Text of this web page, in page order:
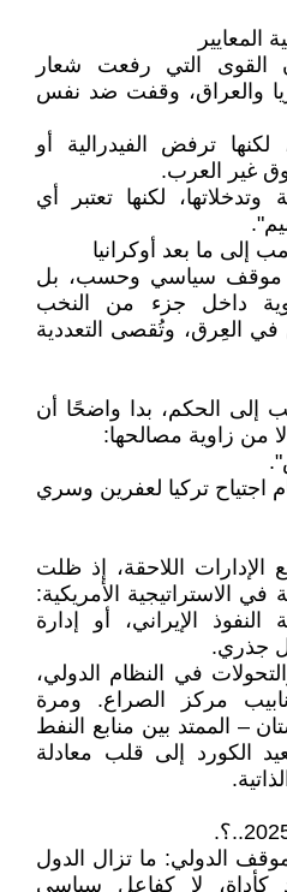
القوى التي رفعت شعار
والعراق، وقفت ضد نفس
ترفض الفيدرالية أو
غير العرب.
لكنها تعتبر أي
عن موقف سياسي وحسب، بل
داخل جزء من النخب
في العِرق، وتُقصى التعددية
إلى الحكم، بدا واضحًا أن
من زاوية مصالحها:
اجتياح تركيا لعفرين وسري
اللاحقة، إذ ظلت
في الاستراتيجية الأمريكية:
الإيراني، أو إدارة
جذري.
في النظام الدولي،
مركز الصراع. ومرة
– الممتد بين منابع النفط
الكورد إلى قلب معادلة
الدولي: ما تزال الدول
كأداة، لا كفاعل سياسي